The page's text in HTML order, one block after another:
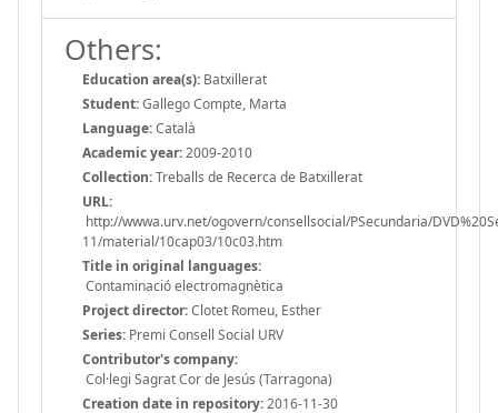
Others:
Education area(s): Batxillerat
Student:Gallego Compte, Marta
Language:Català
Academic year:2009-2010
Collection:Treballs de Recerca de Batxillerat
URL:
http://wwwa.urv.net/ogovern/consellsocial/PSecundaria/
11/material/10cap03/10c03.htm
Title in original languages:
Contaminació electromagnètica
Project director:Clotet Romeu, Esther
Series: Premi Consell Social URV
Contributor's company:
Col·legi Sagrat Cor de Jesús (Tarragona)
Creation date in repository:2016-11-30